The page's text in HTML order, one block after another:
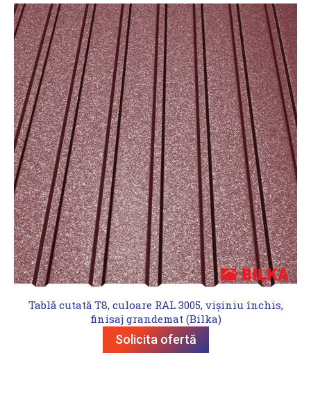
Tablă cutată T8, culoare RAL 3005, vișiniu închis,
finisaj grandemat (Bilka)
Solicita ofertă